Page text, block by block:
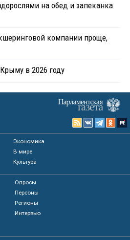
на обед и запеканка
компании проще,
в 2026 году
Экономика
В мире
Культура
Опросы
Персоны
Регионы
Интервью